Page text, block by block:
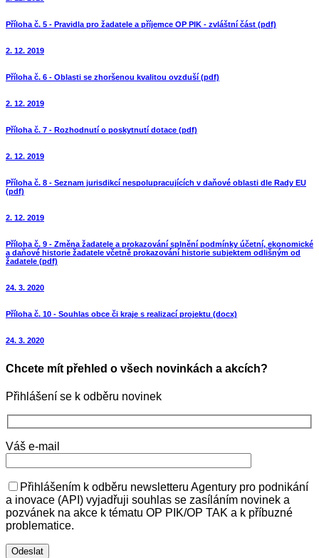
Příloha č. 5 - Pravidla pro žadatele a příjemce OP PIK - zvláštní část (pdf)
2. 12. 2019
Příloha č. 6 - Oblasti se zhoršenou kvalitou ovzduší (pdf)
2. 12. 2019
Příloha č. 7 - Rozhodnutí o poskytnutí dotace (pdf)
2. 12. 2019
Příloha č. 8 - Seznam jurisdikcí nespolupracujících v daňové oblasti dle Rady EU
(pdf)
2. 12. 2019
Příloha č. 9 - Změna žadatele a prokazování splnění podmínky účetní, ekonomické
a daňové historie žadatele včetně prokazování historie subjektem odlišným od
žadatele (pdf)
24. 3. 2020
Příloha č. 10 - Souhlas obce či kraje s realizací projektu (docx)
24. 3. 2020
Chcete mít přehled o všech novinkách a akcích?
Přihlášení se k odběru novinek
Váš e-mail
Přihlášením k odběru newsletteru Agentury pro podnikání
a inovace (API) vyjadřuji souhlas se zasíláním novinek a
pozvánek na akce k tématu OP PIK/OP TAK a k příbuzné
problematice.